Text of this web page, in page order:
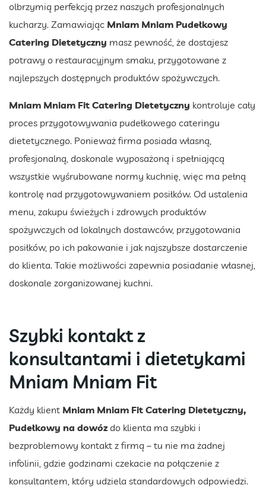
olbrzymią perfekcją przez naszych profesjonalnych
kucharzy. Zamawiając Mniam Mniam Pudełkowy
Catering Dietetyczny masz pewność, że dostajesz
potrawy o restauracyjnym smaku, przygotowane z
najlepszych dostępnych produktów spożywczych.
Mniam Mniam Fit Catering Dietetyczny kontroluje cały
proces przygotowywania pudełkowego cateringu
dietetycznego. Ponieważ firma posiada własną,
profesjonalną, doskonale wyposażoną i spełniającą
wszystkie wyśrubowane normy kuchnię, więc ma pełną
kontrolę nad przygotowywaniem posiłków. Od ustalenia
menu, zakupu świeżych i zdrowych produktów
spożywczych od lokalnych dostawców, przygotowania
posiłków, po ich pakowanie i jak najszybsze dostarczenie
do klienta. Takie możliwości zapewnia posiadanie własnej,
doskonale zorganizowanej kuchni.
Szybki kontakt z
konsultantami i dietetykami
Mniam Mniam Fit
Każdy klient Mniam Mniam Fit Catering Dietetyczny,
Pudełkowy na dowóz do klienta ma szybki i
bezproblemowy kontakt z firmą – tu nie ma żadnej
infolinii, gdzie godzinami czekacie na połączenie z
konsultantem, który udziela standardowych odpowiedzi.